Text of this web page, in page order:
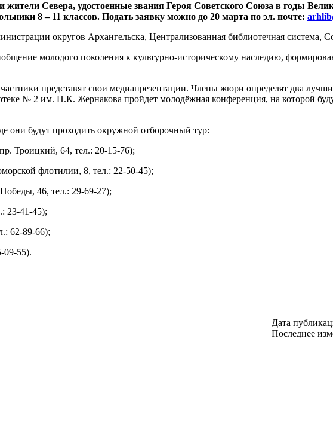
Севера, удостоенные звания Героя Советского Союза в годы
8 – 11 классов. Подать заявку можно до 20 марта по эл. почте:
округов Архангельска, Централизованная библиотечная система,
молодого поколения к культурно-историческому наследию,
представят свои медиапрезентации. Члены жюри определят два
№ 2 им. Н.К. Жернакова пройдет молодёжная конференция, на которой
они будут проходить окружной отборочный тур:
Троицкий, 64, тел.: 20-15-76);
флотилии, 8, тел.: 22-50-45);
46, тел.: 29-69-27);
23-41-45);
62-89-66);
09-55).
Дата
Последнее